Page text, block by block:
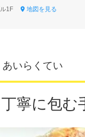
ル1F
地図を見る
あいらくてい
丁寧に包む